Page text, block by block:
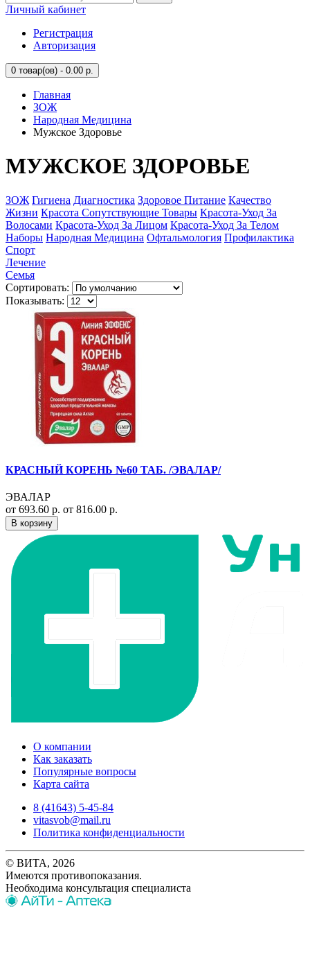
Личный кабинет
Регистрация
Авторизация
0 товар(ов) - 0.00 р.
Главная
ЗОЖ
Народная Медицина
Мужское Здоровье
МУЖСКОЕ ЗДОРОВЬЕ
ЗОЖ Гигиена Диагностика Здоровое Питание Качество
Жизни Красота Сопутствующие Товары Красота-Уход За
Волосами Красота-Уход За Лицом Красота-Уход За Телом
Наборы Народная Медицина Офтальмология Профилактика
Спорт
Лечение
Семья
Сортировать:
Показывать:
КРАСНЫЙ КОРЕНЬ №60 ТАБ. /ЭВАЛАР/
ЭВАЛАР
от 693.60 р. от 816.00 р.
В корзину
О компании
Как заказать
Популярные вопросы
Карта сайта
8 (41643) 5-45-84
vitasvob@mail.ru
Политика конфиденциальности
© ВИТА, 2026
Имеются противопоказания.
Необходима консультация специалиста